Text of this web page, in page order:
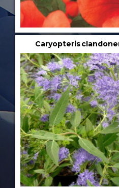
Caryopteris